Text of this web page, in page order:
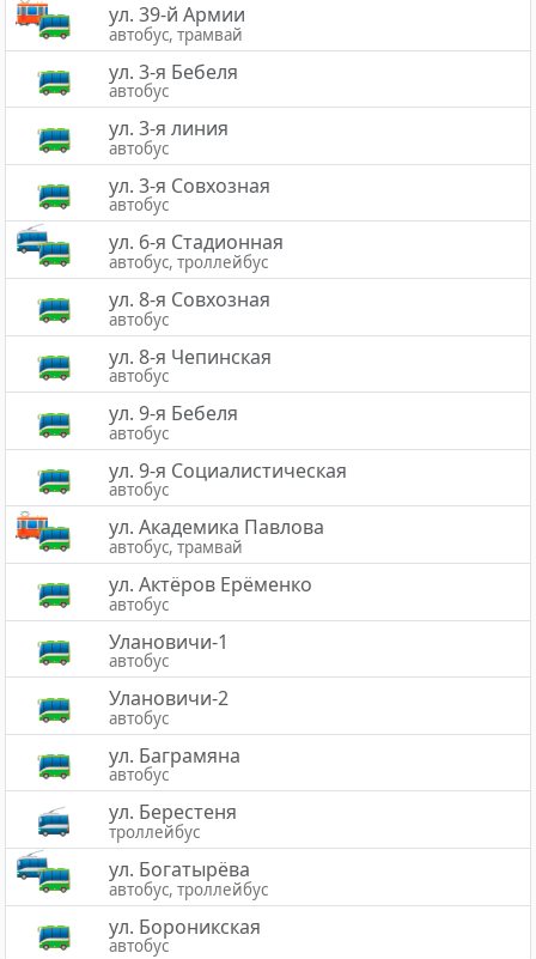
ул. 39-й Армии
автобус, трамвай
ул. 3-я Бебеля
автобус
ул. 3-я линия
автобус
ул. 3-я Совхозная
автобус
ул. 6-я Стадионная
автобус, троллейбус
ул. 8-я Совхозная
автобус
ул. 8-я Чепинская
автобус
ул. 9-я Бебеля
автобус
ул. 9-я Социалистическая
автобус
ул. Академика Павлова
автобус, трамвай
ул. Актёров Ерёменко
автобус
Улановичи-1
автобус
Улановичи-2
автобус
ул. Баграмяна
автобус
ул. Берестеня
троллейбус
ул. Богатырёва
автобус, троллейбус
ул. Бороникская
автобус